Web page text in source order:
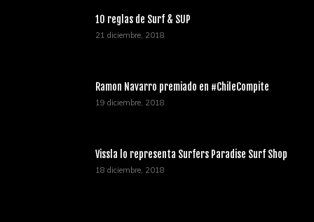
10 reglas de Surf & SUP
21 diciembre, 2018
Ramon Navarro premiado en #ChileCompite
19 diciembre, 2018
Vissla lo representa Surfers Paradise Surf Shop
18 diciembre, 2018